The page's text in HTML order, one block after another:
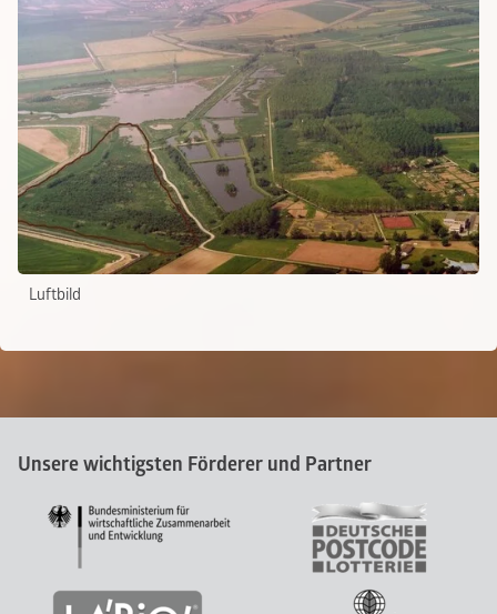
Luftbild
Unsere wichtigsten Förderer und Partner